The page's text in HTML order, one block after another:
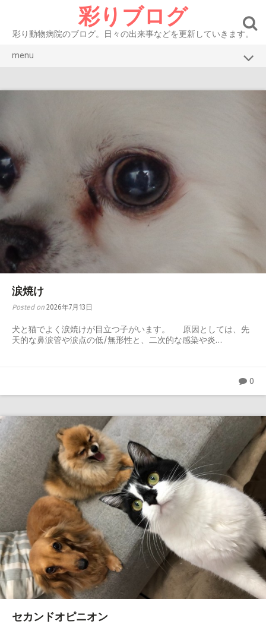
彩りブログ
彩り動物病院のブログ。日々の出来事などを更新していきます。
menu
症例紹介 犬
症例紹介 猫
眼
皮膚・耳
口腔・消化器
心臓・呼吸器
腎泌尿器・生殖器
神経・整形外科
涙焼け
Posted on 2026年7月13日
犬と猫でよく涙焼けが目立つ子がいます。 原因としては、先
天的な鼻涙管や涙点の低/無形性と、二次的な感染や炎…
0
セカンドオピニオン